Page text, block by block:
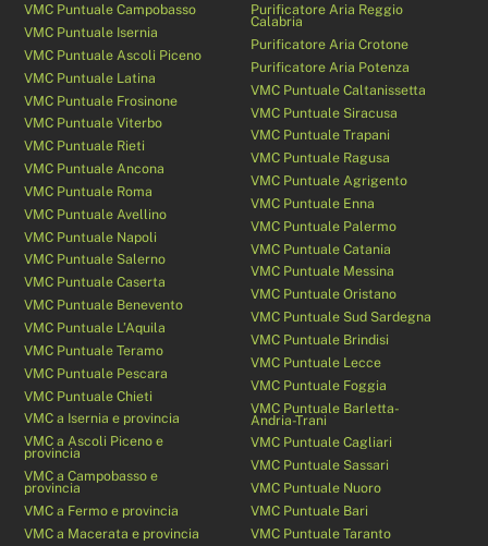
VMC Puntuale Campobasso
VMC Puntuale Isernia
VMC Puntuale Ascoli Piceno
VMC Puntuale Latina
VMC Puntuale Frosinone
VMC Puntuale Viterbo
VMC Puntuale Rieti
VMC Puntuale Ancona
VMC Puntuale Roma
VMC Puntuale Avellino
VMC Puntuale Napoli
VMC Puntuale Salerno
VMC Puntuale Caserta
VMC Puntuale Benevento
VMC Puntuale L’Aquila
VMC Puntuale Teramo
VMC Puntuale Pescara
VMC Puntuale Chieti
VMC a Isernia e provincia
VMC a Ascoli Piceno e
provincia
VMC a Campobasso e
provincia
VMC a Fermo e provincia
VMC a Macerata e provincia
Purificatore Aria Reggio
Calabria
Purificatore Aria Crotone
Purificatore Aria Potenza
VMC Puntuale Caltanissetta
VMC Puntuale Siracusa
VMC Puntuale Trapani
VMC Puntuale Ragusa
VMC Puntuale Agrigento
VMC Puntuale Enna
VMC Puntuale Palermo
VMC Puntuale Catania
VMC Puntuale Messina
VMC Puntuale Oristano
VMC Puntuale Sud Sardegna
VMC Puntuale Brindisi
VMC Puntuale Lecce
VMC Puntuale Foggia
VMC Puntuale Barletta-
Andria-Trani
VMC Puntuale Cagliari
VMC Puntuale Sassari
VMC Puntuale Nuoro
VMC Puntuale Bari
VMC Puntuale Taranto